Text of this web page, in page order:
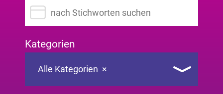
Suchbegriff eingeben
Kategorien
×
Alle Kategorien